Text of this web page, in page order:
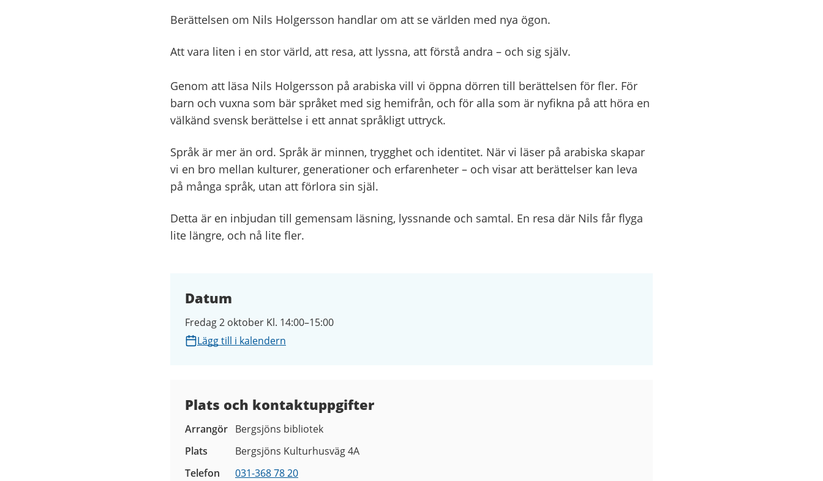
Berättelsen om Nils Holgersson handlar om att se världen med nya ögon.
Att vara liten i en stor värld, att resa, att lyssna, att förstå andra – och sig själv.
Genom att läsa Nils Holgersson på arabiska vill vi öppna dörren till berättelsen för fler. För
barn och vuxna som bär språket med sig hemifrån, och för alla som är nyfikna på att höra en
välkänd svensk berättelse i ett annat språkligt uttryck.
Språk är mer än ord. Språk är minnen, trygghet och identitet. När vi läser på arabiska skapar
vi en bro mellan kulturer, generationer och erfarenheter – och visar att berättelser kan leva
på många språk, utan att förlora sin själ.
Detta är en inbjudan till gemensam läsning, lyssnande och samtal. En resa där Nils får flyga
lite längre, och nå lite fler.
Datum
Fredag 2 oktober Kl. 14:00–15:00
Lägg till i kalendern
Plats och kontaktuppgifter
Arrangör Bergsjöns bibliotek
Plats
Bergsjöns Kulturhusväg 4A
Telefon
031-368 78 20